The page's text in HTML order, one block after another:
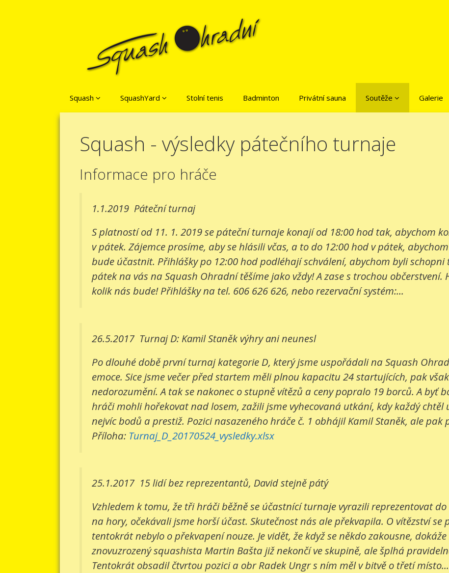
Squash SquashYard Stolní tenis Badminton Privátní sauna Soutěže Galerie
Squash - výsledky pátečního turnaje
Informace pro hráče
1.1.2019 Páteční turnaj
S platností od 11. 1. 2019 se páteční turnaje konají od 18:00 hod tak, abychom
v pátek. Zájemce prosíme, aby se hlásili včas, a to do 12:00 hod v pátek,
bude účastnit. Přihlášky po 12:00 hod podléhají schválení, abychom byli
pátek na vás na Squash Ohradní těšíme jako vždy! A zase s trochou občerstvení.
kolik nás bude! Přihlášky na tel. 606 626 626, nebo rezervační systém:...
26.5.2017 Turnaj D: Kamil Staněk výhry ani neunesl
Po dlouhé době první turnaj kategorie D, který jsme uspořádali na Squash
emoce. Sice jsme večer před startem měli plnou kapacitu 24 startujících, pak
nedorozumění. A tak se nakonec o stupně vítězů a ceny popralo 19 borců. A byť
hráči mohli hořekovat nad losem, zažili jsme vyhecovaná utkání, kdy každý chtěl
nejvíc bodů a prestiž. Pozici nasazeného hráče č. 1 obhájil Kamil Staněk, ale pak
Příloha: Turnaj_D_20170524_vysledky.xlsx
25.1.2017 15 lidí bez reprezentantů, David stejně pátý
Vzhledem k tomu, že tři hráči běžně se účastnící turnaje vyrazili reprezentovat
na hory, očekávali jsme horší účast. Skutečnost nás ale překvapila. O vítězství
tentokrát nebylo o překvapení nouze. Je vidět, že když se někdo zakousne,
znovuzrozený squashista Martin Bašta již nekončí ve skupině, ale šplhá
Tentokrát obsadil čtvrtou pozici a obr Radek Ungr s ním měl v bitvě o třetí místo...